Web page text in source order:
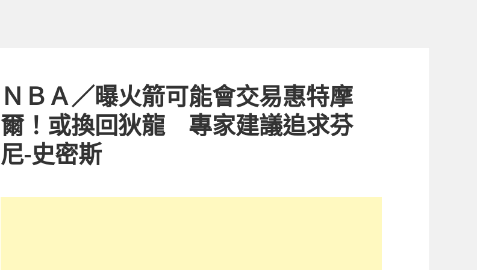
ＮＢＡ／曝火箭可能會交易惠特摩
爾！或換回狄龍 專家建議追求芬
尼-史密斯